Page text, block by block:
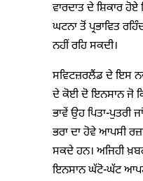
ਵਾਰਦਾਤ ਦੇ ਸ਼ਿਕਾਰ
ਘਟਨਾ ਤੋਂ ਪ੍ਰਭਾਵਿਤ
ਨਹੀਂ ਰਹਿ ਸਕਦੀ।
ਸਵਿਟਜ਼ਰਲੈਂਡ ਦੇ ਇਸ
ਦੇ ਕੋਈ ਦੋ ਇਨਸਾਨ ਜੋ
ਭਾਵੇਂ ਉਹ ਪਿਤਾ-ਪੁਤਰੀ
ਭਰਾ ਦਾ ਹੋਵੇ ਆਪਸੀ
ਸਕਦੇ ਹਨ। ਅਜਿਹੀ
ਇਨਸਾਨ ਘੱਟੋ-ਘੱਟ